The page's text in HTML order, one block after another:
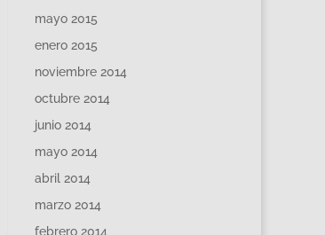
mayo 2015
enero 2015
noviembre 2014
octubre 2014
junio 2014
mayo 2014
abril 2014
marzo 2014
febrero 2014